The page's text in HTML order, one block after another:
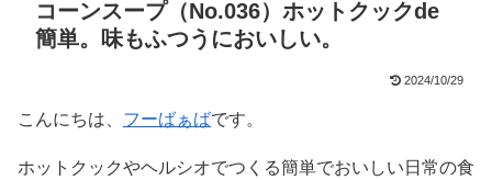
コーンスープ（No.036）ホットクックde
簡単。味もふつうにおいしい。
2024/10/29
こんにちは、 フーばぁばです。
ホットクックやヘルシオでつくる簡単でおいしい日常の食